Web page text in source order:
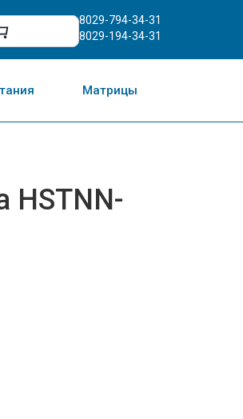
8029-794-34-31
8029-194-34-31
Матрицы
HSTNN-